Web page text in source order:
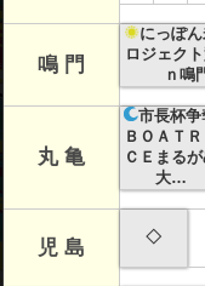
鳴 門
にっぽ
ロジェクト
ｎ鳴
丸 亀
市長杯争
ＢＯＡＴＲ
ＣＥまる
大…
児 島 ◇